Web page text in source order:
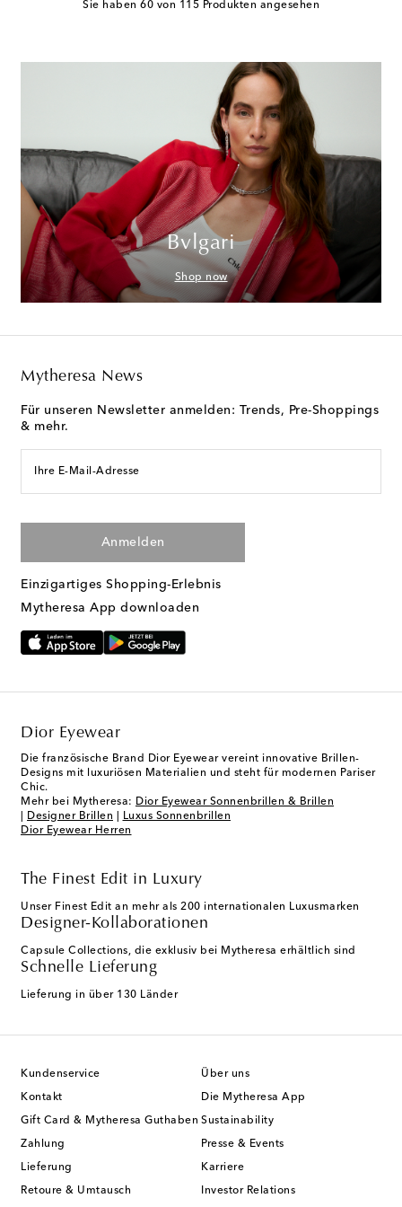
Sie haben 60 von 115 Produkten angesehen
Bvlgari
Shop now
Mytheresa News
Für unseren Newsletter anmelden: Trends, Pre-Shoppings
& mehr.
Ihre E-Mail-Adresse
Anmelden
Einzigartiges Shopping-Erlebnis
Mytheresa App downloaden
Dior Eyewear
Die französische Brand Dior Eyewear vereint innovative Brillen-
Designs mit luxuriösen Materialien und steht für modernen Pariser
Chic.
Mehr bei Mytheresa: Dior Eyewear Sonnenbrillen & Brillen
Designer Brillen
Luxus Sonnenbrillen​
Dior Eyewear Herren
The Finest Edit in Luxury
Unser Finest Edit an mehr als 200 internationalen Luxusmarken
Designer-Kollaborationen
Capsule Collections, die exklusiv bei Mytheresa erhältlich sind
Schnelle Lieferung
Lieferung in über 130 Länder
Kundenservice
Kontakt
Gift Card & Mytheresa Guthaben
Zahlung
Lieferung
Retoure & Umtausch
Über uns
Die Mytheresa App
Sustainability
Presse & Events
Karriere
Investor Relations